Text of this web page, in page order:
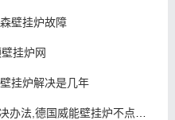
壁挂炉故障
挂炉网
挂炉解决是几年
德国威能壁挂炉不点火怎么回事